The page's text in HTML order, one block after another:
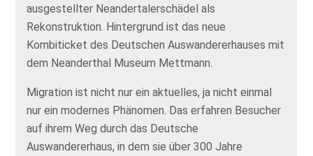
ausgestellter Neandertalerschädel als
Rekonstruktion. Hintergrund ist das neue
Kombiticket des Deutschen Auswandererhauses mit
dem Neanderthal Museum Mettmann.
Migration ist nicht nur ein aktuelles, ja nicht einmal
nur ein modernes Phänomen. Das erfahren Besucher
auf ihrem Weg durch das Deutsche
Auswandererhaus, in dem sie über 300 Jahre